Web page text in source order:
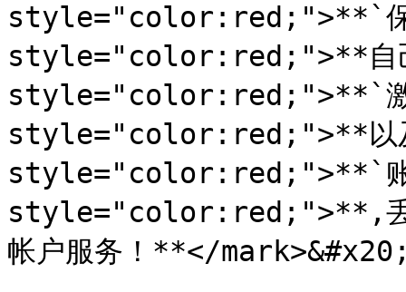
style="color:red;">**`保
style="color:red;">**自
style="color:red;">**`激
style="color:red;">**以
style="color:red;">**`账
style="color:red;">**,丢失
帐户服务！**</